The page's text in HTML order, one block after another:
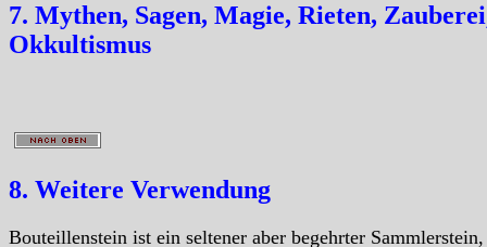
7. Mythen, Sagen, Magie, Rieten,
Okkultismus
8. Weitere Verwendung
Bouteillenstein ist ein seltener aber begehrter Sammlerstein,